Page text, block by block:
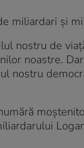
miliardari şi
nostru de
noastre.
nostru